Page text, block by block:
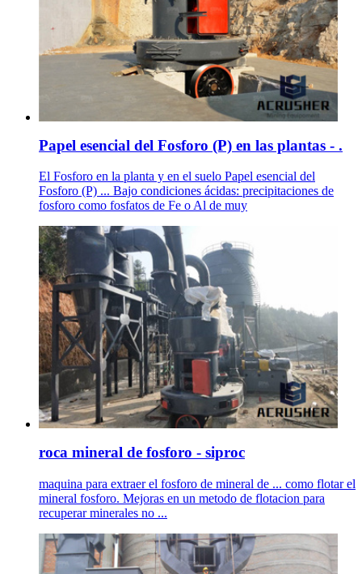
Papel esencial del Fosforo (P) en las plantas - .
El Fosforo en la planta y en el suelo Papel esencial del
Fosforo (P) ... Bajo condiciones ácidas: precipitaciones de
fosforo como fosfatos de Fe o Al de muy
roca mineral de fosforo - siproc
maquina para extraer el fosforo de mineral de ... como flotar el
mineral fosforo. Mejoras en un metodo de flotacion para
recuperar minerales no ...